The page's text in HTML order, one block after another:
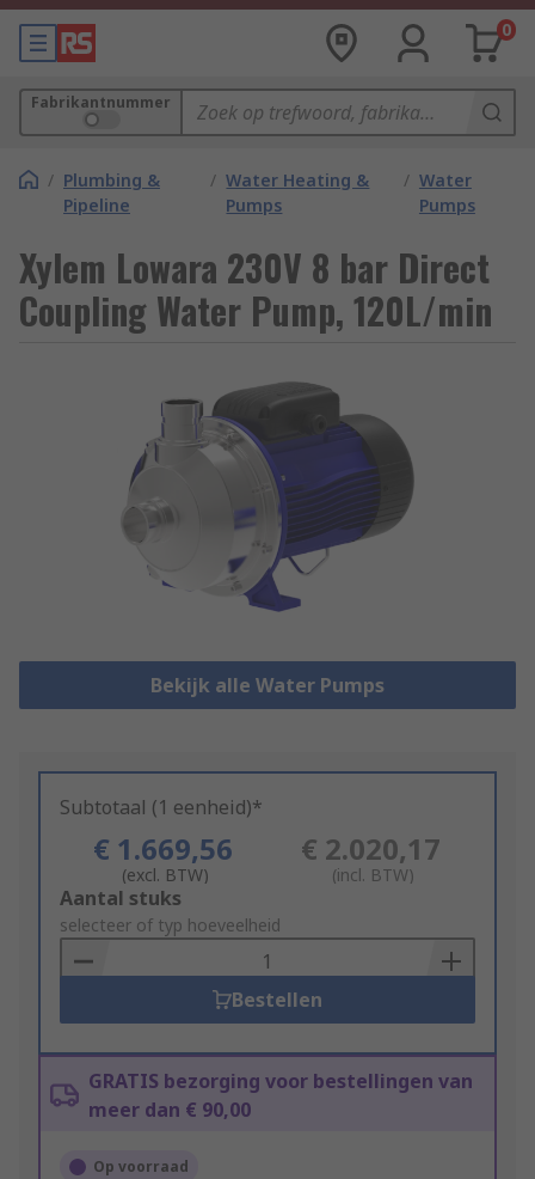
0
Fabrikantnummer
/ Plumbing &
Pipeline
/ Water Heating &
Pumps
/ Water
Pumps
Xylem Lowara 230V 8 bar Direct
Coupling Water Pump, 120L/min
Bekijk alle Water Pumps
Subtotaal (1 eenheid)*
€ 1.669,56
(excl. BTW)
€ 2.020,17
(incl. BTW)
Add
to
Basket
Aantal stuks
selecteer of typ hoeveelheid
Bestellen
GRATIS bezorging voor bestellingen van
meer dan € 90,00
Op voorraad